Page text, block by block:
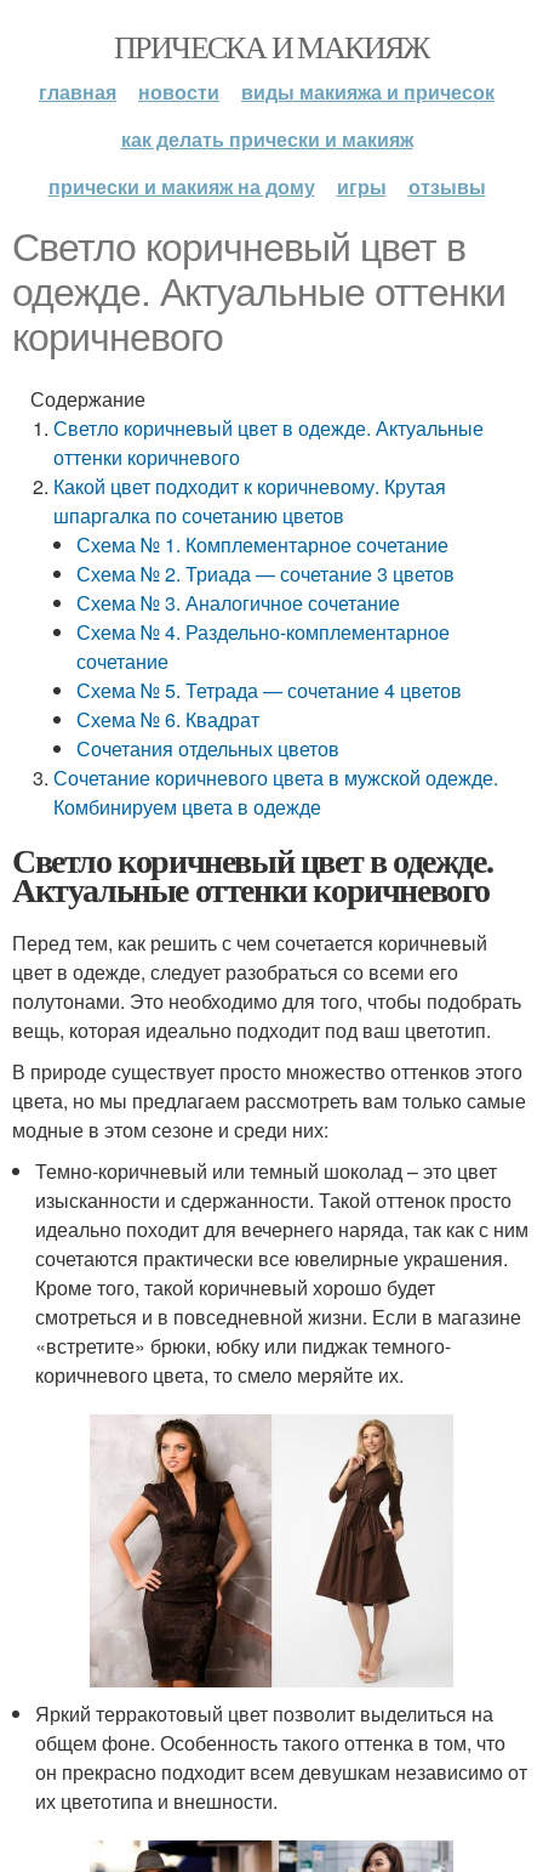
ПРИЧЕСКА И МАКИЯЖ
главная новости
виды макияжа и причесок
как делать прически и макияж
прически и макияж на дому
игры отзывы
Светло коричневый цвет в
одежде. Актуальные оттенки
коричневого
Содержание
Светло коричневый цвет в одежде. Актуальные
оттенки коричневого
Какой цвет подходит к коричневому. Крутая
шпаргалка по сочетанию цветов
Схема № 1. Комплементарное сочетание
Схема № 2. Триада — сочетание 3 цветов
Схема № 3. Аналогичное сочетание
Схема № 4. Раздельно-комплементарное
сочетание
Схема № 5. Тетрада — сочетание 4 цветов
Схема № 6. Квадрат
Сочетания отдельных цветов
Сочетание коричневого цвета в мужской одежде.
Комбинируем цвета в одежде
Светло коричневый цвет в одежде.
Актуальные оттенки коричневого
Перед тем, как решить с чем сочетается коричневый
цвет в одежде, следует разобраться со всеми его
полутонами. Это необходимо для того, чтобы подобрать
вещь, которая идеально подходит под ваш цветотип.
В природе существует просто множество оттенков этого
цвета, но мы предлагаем рассмотреть вам только самые
модные в этом сезоне и среди них:
Темно-коричневый или темный шоколад – это цвет
изысканности и сдержанности. Такой оттенок просто
идеально походит для вечернего наряда, так как с ним
сочетаются практически все ювелирные украшения.
Кроме того, такой коричневый хорошо будет
смотреться и в повседневной жизни. Если в магазине
«встретите» брюки, юбку или пиджак темного-
коричневого цвета, то смело меряйте их.
Яркий терракотовый цвет позволит выделиться на
общем фоне. Особенность такого оттенка в том, что
он прекрасно подходит всем девушкам независимо от
их цветотипа и внешности.